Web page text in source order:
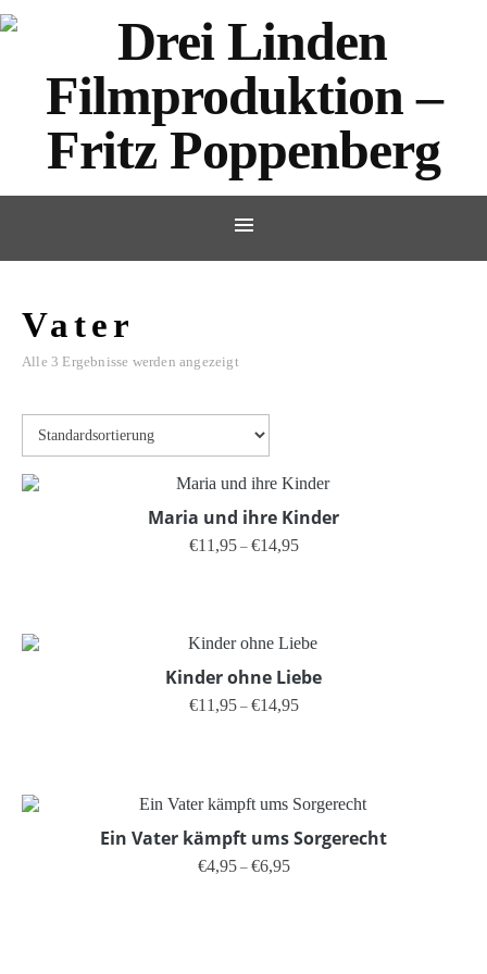
Vater
Alle 3 Ergebnisse werden angezeigt
Maria und ihre Kinder
€11,95 – €14,95Preisspanne: €11,95 bis €14,95
Kinder ohne Liebe
€11,95 – €14,95Preisspanne: €11,95 bis €14,95
Ein Vater kämpft ums Sorgerecht
€4,95 – €6,95Preisspanne: €4,95 bis €6,95